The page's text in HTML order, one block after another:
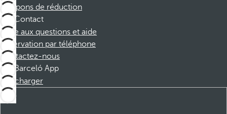
Coupons de réduction
Contact
Foire aux questions et aide
Réservation par téléphone
Contactez-nous
Barceló App
Télécharger